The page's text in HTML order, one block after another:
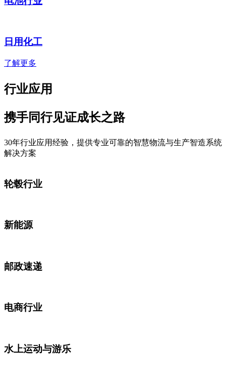
日用化工
了解更多
行业应用
携手同行见证成长之路
30年行业应用经验，提供专业可靠的智慧物流与生产智造系统
解决方案
轮毂行业
新能源
邮政速递
电商行业
水上运动与游乐